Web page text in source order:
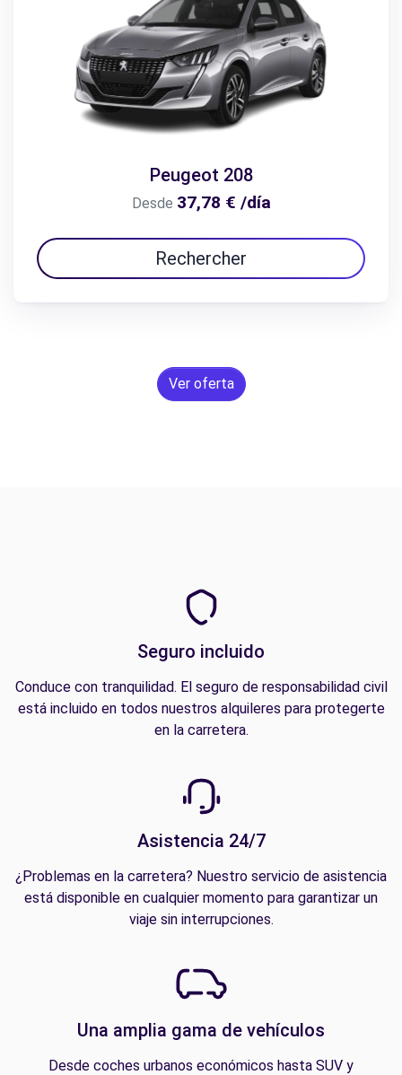
Peugeot 208
Desde 37,78 € /día
Rechercher
Ver oferta
Seguro incluido
Conduce con tranquilidad. El seguro de responsabilidad civil
está incluido en todos nuestros alquileres para protegerte
en la carretera.
Asistencia 24/7
¿Problemas en la carretera? Nuestro servicio de asistencia
está disponible en cualquier momento para garantizar un
viaje sin interrupciones.
Una amplia gama de vehículos
Desde coches urbanos económicos hasta SUV y